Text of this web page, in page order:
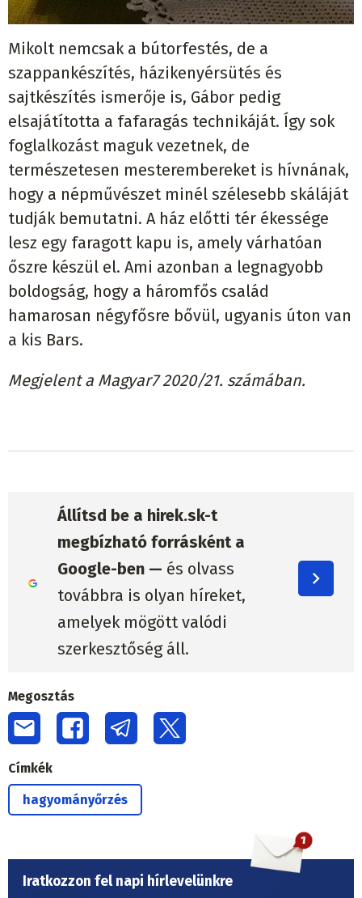
Mikolt nemcsak a bútorfestés, de a
szappankészítés, házikenyérsütés és
sajtkészítés ismerője is, Gábor pedig
elsajátította a fafaragás technikáját. Így sok
foglalkozást maguk vezetnek, de
természetesen mesterembereket is hívnának,
hogy a népművészet minél szélesebb skáláját
tudják bemutatni. A ház előtti tér ékessége
lesz egy faragott kapu is, amely várhatóan
őszre készül el. Ami azonban a legnagyobb
boldogság, hogy a háromfős család
hamarosan négyfősre bővül, ugyanis úton van
a kis Bars.
Megjelent a Magyar7 2020/21. számában.
Állítsd be a hirek.sk-t
megbízható forrásként a
Google-ben — és olvass
továbbra is olyan híreket,
amelyek mögött valódi
szerkesztőség áll.
Megosztás
Címkék
hagyományőrzés
Iratkozzon fel napi hírlevelünkre